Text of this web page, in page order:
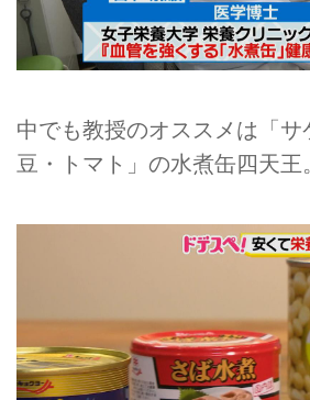
中でも教授のオススメは「サ
豆・トマト」の水煮缶四天王